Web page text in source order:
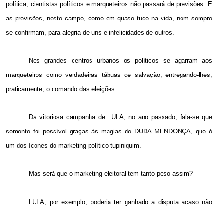
política, cientistas políticos e marqueteiros não passará de previsões. E
as previsões, neste campo, como em quase tudo na vida, nem sempre
se confirmam, para alegria de uns e infelicidades de outros.
Nos grandes centros urbanos os políticos se agarram aos
marqueteiros como verdadeiras tábuas de salvação, entregando-lhes,
praticamente, o comando das eleições.
Da vitoriosa campanha de LULA, no ano passado, fala-se que
somente foi possível graças às magias de DUDA MENDONÇA, que é
um dos ícones do marketing político tupiniquim.
Mas será que o marketing eleitoral tem tanto peso assim?
LULA, por exemplo, poderia ter ganhado a disputa acaso não